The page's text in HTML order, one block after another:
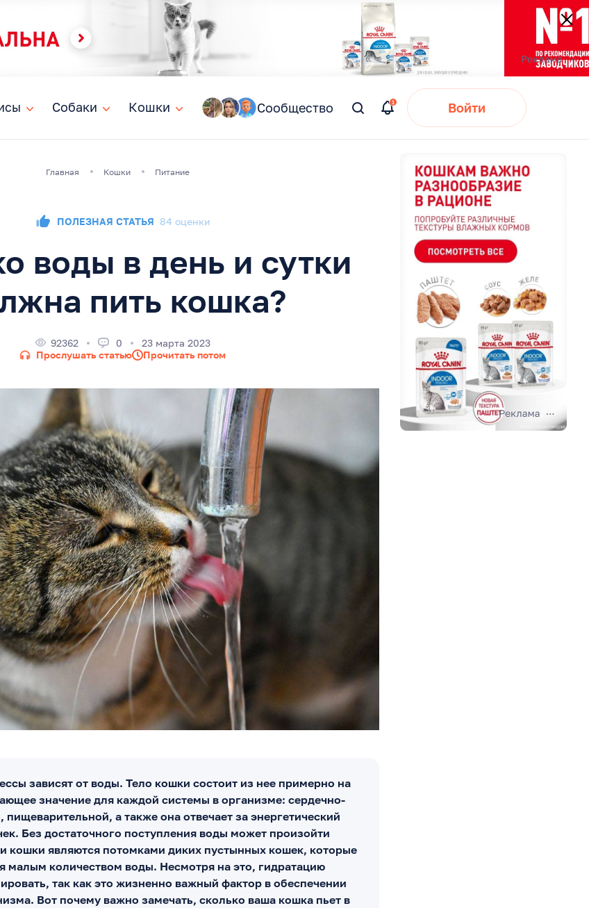
Собаки
Собаки Кошки
Кошки Сообщество Войти
Главная Кошки Питание
ПОЛЕЗНАЯ СТАТЬЯ 84 оценки
воды в день и сутки
пить кошка?
92362 0
23 марта 2023
Прослушать статью
Прочитать потом
зависят от воды. Тело кошки состоит из нее примерно на
значение для каждой системы в организме: сердечно-
пищеварительной, а также она отвечает за энергетический
Без достаточного поступления воды может произойти
кошки являются потомками диких пустынных кошек, которые
малым количеством воды. Несмотря на это, гидратацию
так как это жизненно важный фактор в обеспечении
Вот почему важно замечать, сколько ваша кошка пьет в